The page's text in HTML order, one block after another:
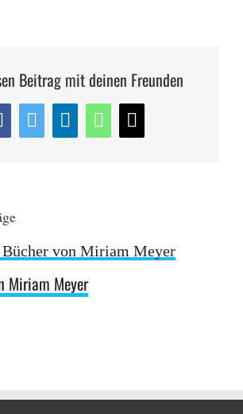
Beitrag mit deinen Freunden
TwitterLinkedIn
WhatsApp
E-
Miriam Meyer